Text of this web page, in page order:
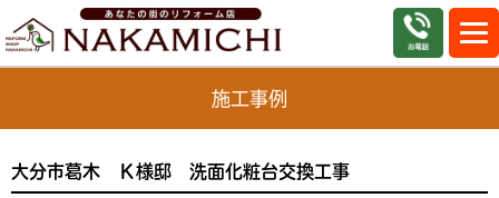
施工事例
大分市葛木 Ｋ様邸 洗面化粧台交換工事